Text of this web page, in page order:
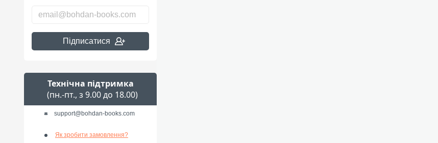
Підписатися
Технічна підтримка
(пн.-пт., з 9.00 до 18.00)
support@bohdan-books.com
Як зробити замовлення?